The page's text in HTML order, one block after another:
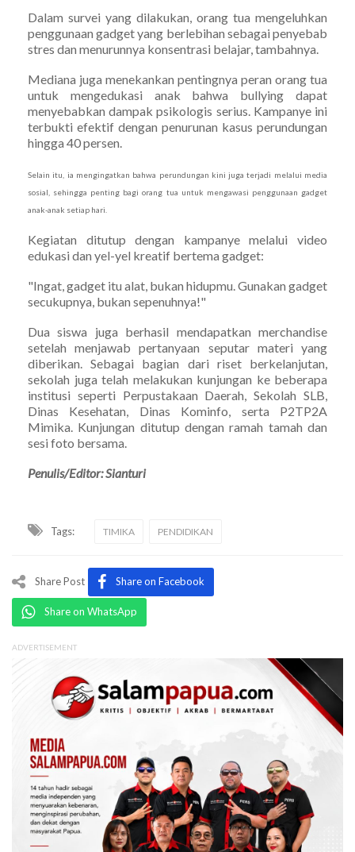
Dalam survei yang dilakukan, orang tua mengeluhkan
penggunaan gadget yang berlebihan sebagai penyebab
stres dan menurunnya konsentrasi belajar, tambahnya.
Mediana juga menekankan pentingnya peran orang tua
untuk mengedukasi anak bahwa bullying dapat
menyebabkan dampak psikologis serius. Kampanye ini
terbukti efektif dengan penurunan kasus perundungan
hingga 40 persen.
Selain itu, ia mengingatkan bahwa perundungan kini juga terjadi melalui media
sosial, sehingga penting bagi orang tua untuk mengawasi penggunaan gadget
anak-anak setiap hari.
Kegiatan ditutup dengan kampanye melalui video
edukasi dan yel-yel kreatif bertema gadget:
"Ingat, gadget itu alat, bukan hidupmu. Gunakan gadget
secukupnya, bukan sepenuhnya!"
Dua siswa juga berhasil mendapatkan merchandise
setelah menjawab pertanyaan seputar materi yang
diberikan. Sebagai bagian dari riset berkelanjutan,
sekolah juga telah melakukan kunjungan ke beberapa
institusi seperti Perpustakaan Daerah, Sekolah SLB,
Dinas Kesehatan, Dinas Kominfo, serta P2TP2A
Mimika. Kunjungan ditutup dengan ramah tamah dan
sesi foto bersama.
Penulis/Editor: Sianturi
Tags: TIMIKA PENDIDIKAN
Share Post Share on Facebook
Share on WhatsApp
ADVERTISEMENT